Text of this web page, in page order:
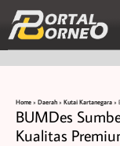
Home » Daerah » Kutai Kartanegara »
BUMDes
Kualitas